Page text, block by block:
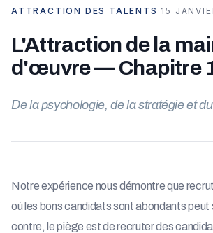
ATTRACTION DES TALENTS · 15
L'Attraction de la
d'œuvre — Chapitre
De la psychologie, de la stratégie et
Notre expérience nous démontre que
où les bons candidats sont abondants
contre, le piège est de recruter des